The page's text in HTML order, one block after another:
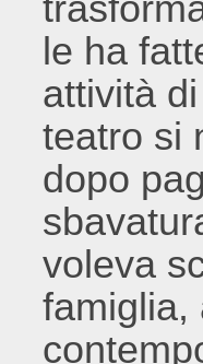
le ha
attività
teatro si
dopo
voleva
famiglia,